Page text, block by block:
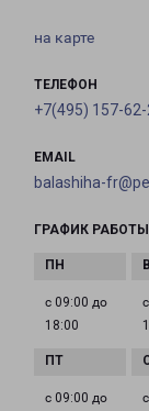
на карте
ТЕЛЕФОН
+7(495) 157-
EMAIL
balashiha-
ГРАФИК РАБОТЫ
с 09:00 до
18:00
с 09:00 до